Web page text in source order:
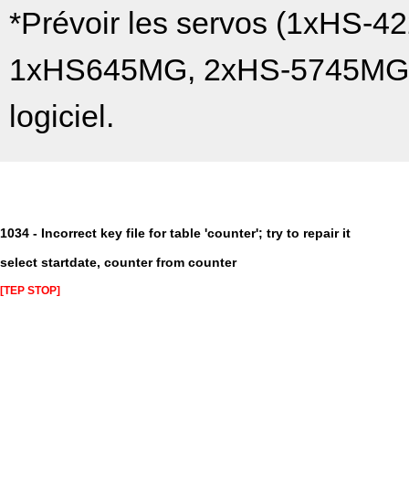
*Prévoir les servos (1xHS-
1xHS645MG, 2xHS-
logiciel.
1034 - Incorrect key file for table 'counter'; try to repair it
select startdate, counter from counter
[TEP STOP]